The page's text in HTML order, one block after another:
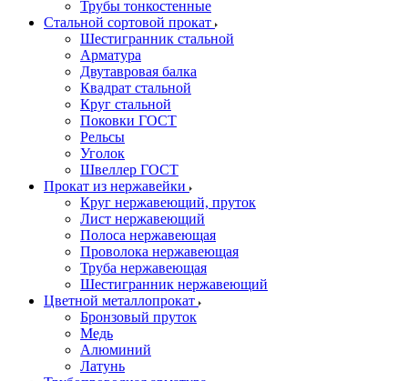
Трубы тонкостенные
Стальной сортовой прокат
Шестигранник стальной
Арматура
Двутавровая балка
Квадрат стальной
Круг стальной
Поковки ГОСТ
Рельсы
Уголок
Швеллер ГОСТ
Прокат из нержавейки
Круг нержавеющий, пруток
Лист нержавеющий
Полоса нержавеющая
Проволока нержавеющая
Труба нержавеющая
Шестигранник нержавеющий
Цветной металлопрокат
Бронзовый пруток
Медь
Алюминий
Латунь